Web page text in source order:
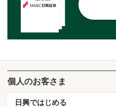
個人のお客さま
日興ではじめる